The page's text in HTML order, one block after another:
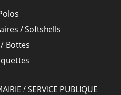
/ Softshells
Bottes
/ SERVICE PUBLIQUE